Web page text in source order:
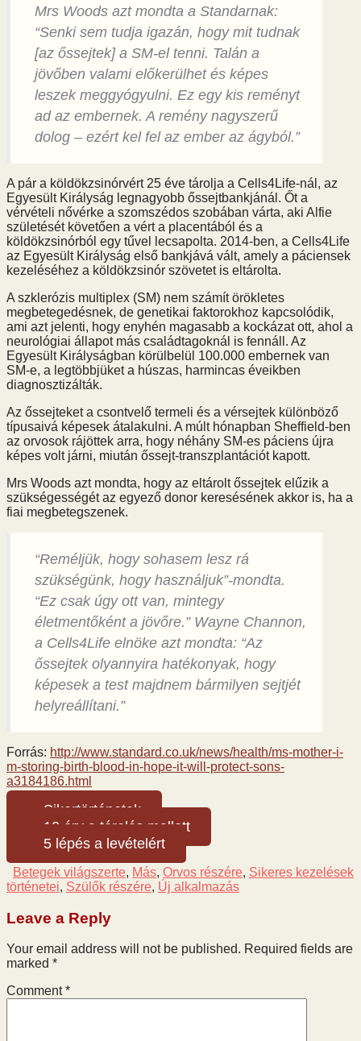
Mrs Woods azt mondta a Standarnak:
“Senki sem tudja igazán, hogy mit tudnak
[az őssejtek] a SM-el tenni. Talán a
jövőben valami előkerülhet és képes
leszek meggyógyulni. Ez egy kis reményt
ad az embernek. A remény nagyszerű
dolog – ezért kel fel az ember az ágyból.”
A pár a köldökzsinórvért 25 éve tárolja a Cells4Life-nál, az
Egyesült Királyság legnagyobb őssejtbankjánál. Őt a
vérvételi nővérke a szomszédos szobában várta, aki Alfie
születését követően a vért a placentából és a
köldökzsinórból egy tűvel lecsapolta. 2014-ben, a Cells4Life
az Egyesült Királyság első bankjává vált, amely a páciensek
kezeléséhez a köldökzsinór szövetet is eltárolta.
A szklerózis multiplex (SM) nem számít örökletes
megbetegedésnek, de genetikai faktorokhoz kapcsolódik,
ami azt jelenti, hogy enyhén magasabb a kockázat ott, ahol a
neurológiai állapot más családtagoknál is fennáll. Az
Egyesült Királyságban körülbelül 100.000 embernek van
SM-e, a legtöbbjüket a húszas, harmincas éveikben
diagnosztizálták.
Az őssejteket a csontvelő termeli és a vérsejtek különböző
típusaivá képesek átalakulni. A múlt hónapban Sheffield-ben
az orvosok rájöttek arra, hogy néhány SM-es páciens újra
képes volt járni, miután őssejt-transzplantációt kapott.
Mrs Woods azt mondta, hogy az eltárolt őssejtek elűzik a
szükségességét az egyező donor keresésének akkor is, ha a
fiai megbetegszenek.
“Reméljük, hogy sohasem lesz rá
szükségünk, hogy használjuk”-mondta.
“Ez csak úgy ott van, mintegy
életmentőként a jövőre.” Wayne Channon,
a Cells4Life elnöke azt mondta: “Az
őssejtek olyannyira hatékonyak, hogy
képesek a test majdnem bármilyen sejtjét
helyreállítani.”
Forrás: http://www.standard.co.uk/news/health/ms-mother-i-
m-storing-birth-blood-in-hope-it-will-protect-sons-
a3184186.html
Sikertörténetek
10 érv a tárolás mellett
5 lépés a levételért
Betegek világszerte, Más, Orvos részére, Sikeres kezelések
történetei, Szülők részére, Új alkalmazás
Leave a Reply
Your email address will not be published. Required fields are
marked *
Comment*